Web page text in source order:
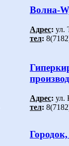
Волна-
Адрес: ул.
тел:
Адрес: ул.
тел: